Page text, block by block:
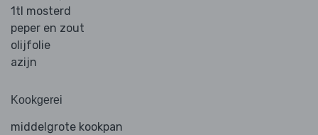
1tl mosterd
peper en zout
olijfolie
azijn
Kookgerei
middelgrote kookpan